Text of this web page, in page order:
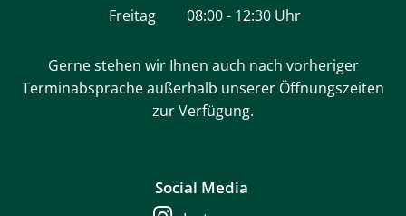
Von 14:30 bis 18:00
Freitag 08:00- 12:30 Uhr
Gerne stehen wir Ihnen auch nach vorheriger
Terminabsprache außerhalb unserer Öffnungszeiten
zur Verfügung.
Social Media